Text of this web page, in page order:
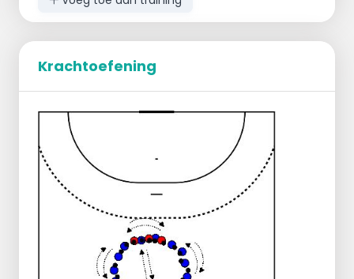
Krachtoefening